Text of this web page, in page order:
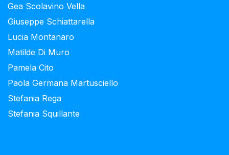
Gea Scolavino Vella
Giuseppe Schiattarella
Lucia Montanaro
Matilde Di Muro
Pamela Cito
Paola Germana Martusciello
Stefania Rega
Stefania Squillante